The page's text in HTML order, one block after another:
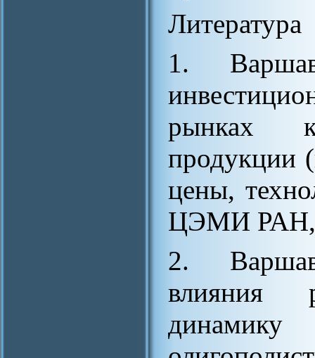
Литература
1.
рынках
продукции
цены,
ЦЭМИ РАН,
2.
влияния